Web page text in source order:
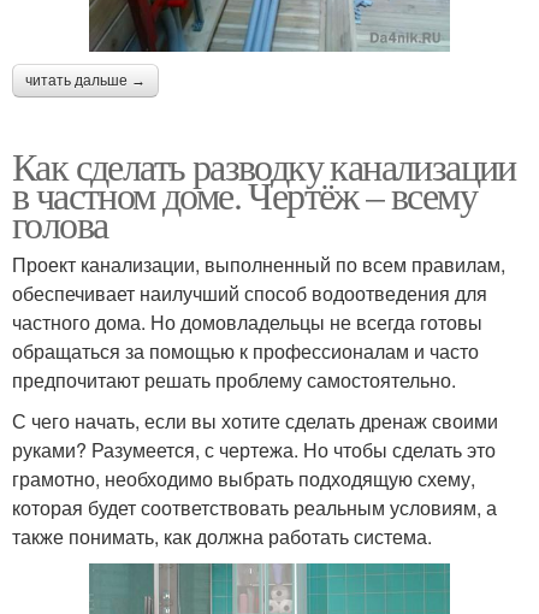
читать дальше →
Как сделать разводку канализации
в частном доме. Чертёж – всему
голова
Проект канализации, выполненный по всем правилам,
обеспечивает наилучший способ водоотведения для
частного дома. Но домовладельцы не всегда готовы
обращаться за помощью к профессионалам и часто
предпочитают решать проблему самостоятельно.
С чего начать, если вы хотите сделать дренаж своими
руками? Разумеется, с чертежа. Но чтобы сделать это
грамотно, необходимо выбрать подходящую схему,
которая будет соответствовать реальным условиям, а
также понимать, как должна работать система.